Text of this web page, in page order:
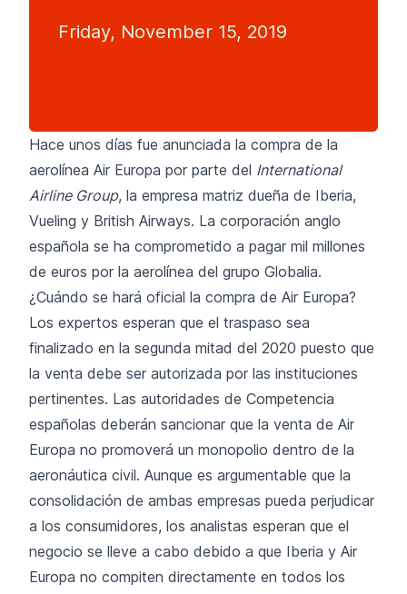
Friday, November 15, 2019
Hace unos días fue anunciada la compra de la
aerolínea Air Europa por parte del International
Airline Group, la empresa matriz dueña de Iberia,
Vueling y British Airways. La corporación anglo
española se ha comprometido a pagar mil millones
de euros por la aerolínea del grupo Globalia.
¿Cuándo se hará oficial la compra de Air Europa?
Los expertos esperan que el traspaso sea
finalizado en la segunda mitad del 2020 puesto que
la venta debe ser autorizada por las instituciones
pertinentes. Las autoridades de Competencia
españolas deberán sancionar que la venta de Air
Europa no promoverá un monopolio dentro de la
aeronáutica civil. Aunque es argumentable que la
consolidación de ambas empresas pueda perjudicar
a los consumidores, los analistas esperan que el
negocio se lleve a cabo debido a que Iberia y Air
Europa no compiten directamente en todos los